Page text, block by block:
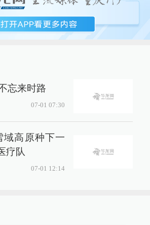
忘来时路
07-01 07:30
域高原种下一
疗队
07-01 12:14